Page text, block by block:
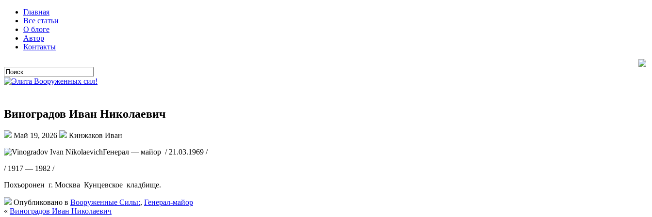
Главная
Все статьи
О блоге
Автор
Контакты
Виноградов Иван Николаевич
Май 19, 2026
Кинжаков Иван
Генерал — майор / 21.03.1969 /
/ 1917 — 1982 /
Похъоронен г. Москва Кунцевское кладбище.
Опубликовано в Вооруженные Силы:, Генерал-майор
« Виноградов Иван Николаевич